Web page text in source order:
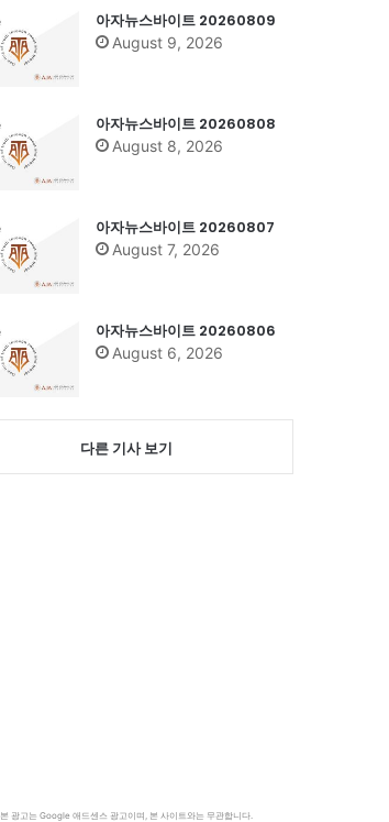
아자뉴스바이트 20260809
August 9, 2026
아자뉴스바이트 20260808
August 8, 2026
아자뉴스바이트 20260807
August 7, 2026
아자뉴스바이트 20260806
August 6, 2026
다른 기사 보기
본 광고는 Google 애드센스 광고이며, 본 사이트와는 무관합니다.